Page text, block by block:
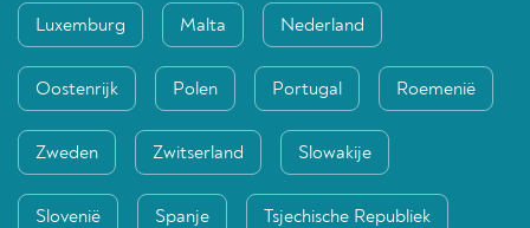
Luxemburg Malta Nederland
Oostenrijk Polen Portugal Roemenië
Zweden Zwitserland Slowakije
Slovenië Spanje Tsjechische Republiek